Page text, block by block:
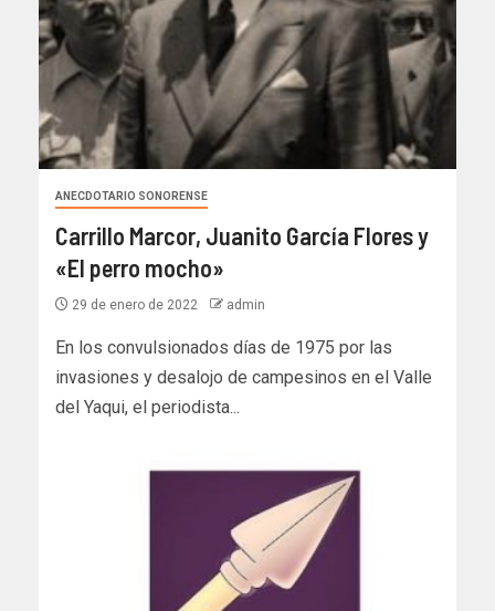
ANECDOTARIO SONORENSE
Carrillo Marcor, Juanito García Flores y
«El perro mocho»
29 de enero de 2022 admin
En los convulsionados días de 1975 por las
invasiones y desalojo de campesinos en el Valle
del Yaqui, el periodista...